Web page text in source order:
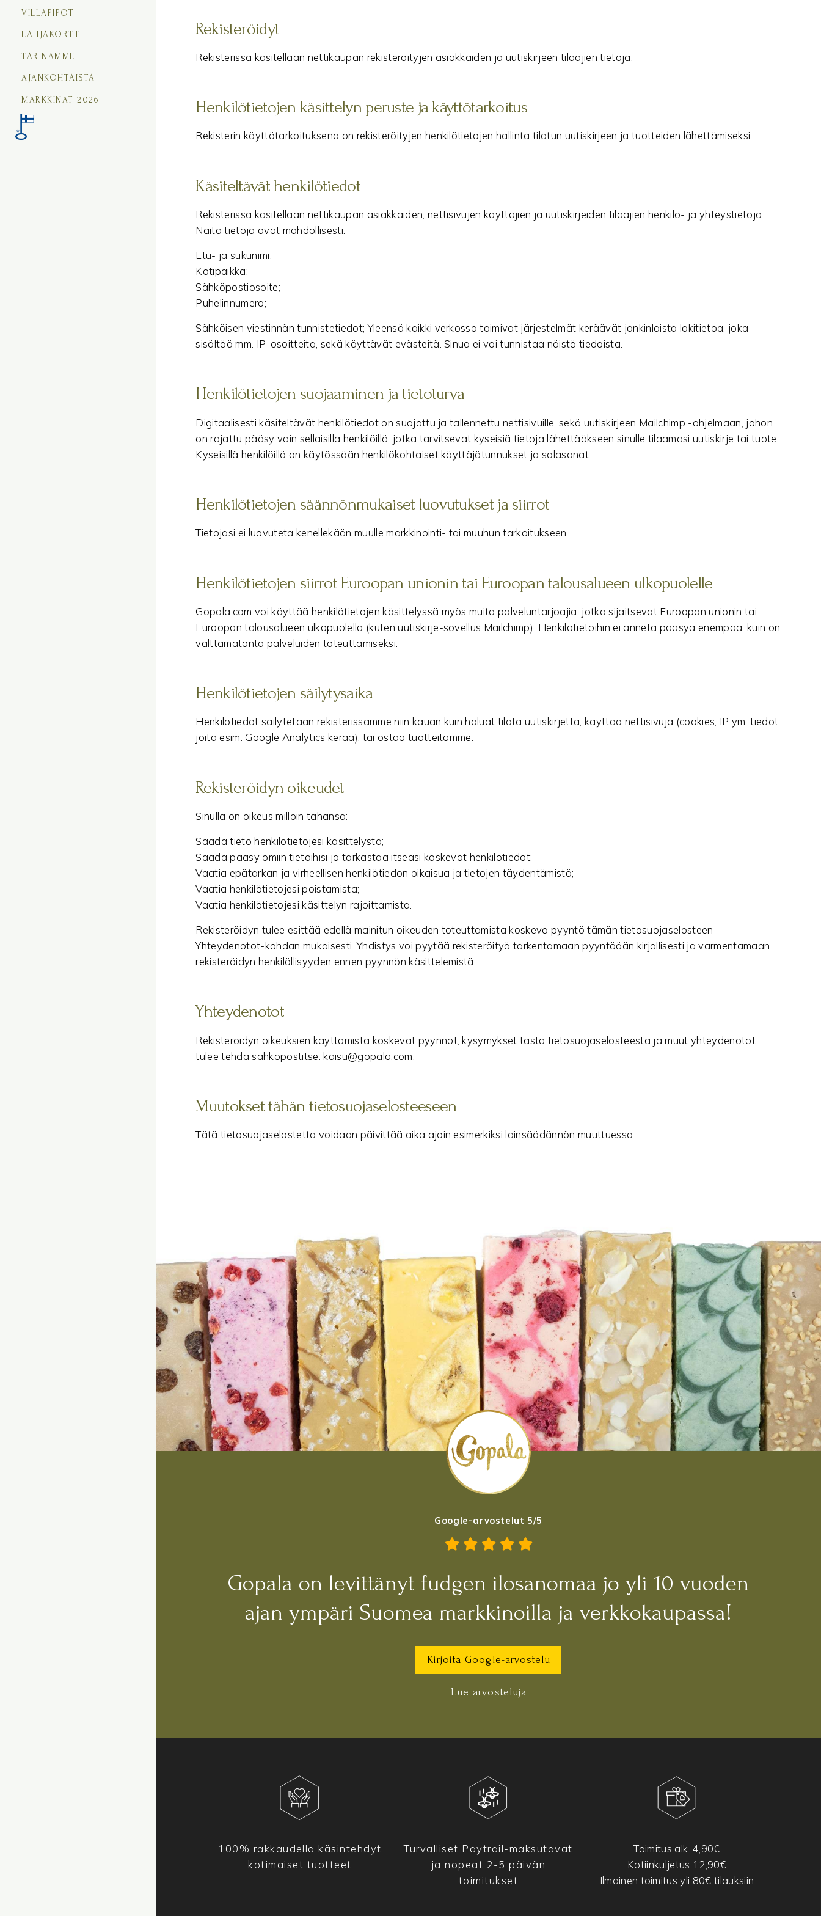
VILLAPIPOT
LAHJAKORTTI
TARINAMME
AJANKOHTAISTA
MARKKINAT 2026
Rekisteröidyt
Rekisterissä käsitellään nettikaupan rekisteröityjen asiakkaiden ja uutiskirjeen tilaajien tietoja.
Henkilötietojen käsittelyn peruste ja käyttötarkoitus
Rekisterin käyttötarkoituksena on rekisteröityjen henkilötietojen hallinta tilatun uutiskirjeen ja tuotteiden lähettämiseksi.
Käsiteltävät henkilötiedot
Rekisterissä käsitellään nettikaupan asiakkaiden, nettisivujen käyttäjien ja uutiskirjeiden tilaajien henkilö- ja yhteystietoja.
Näitä tietoja ovat mahdollisesti:
Etu- ja sukunimi;
Kotipaikka;
Sähköpostiosoite;
Puhelinnumero;
Sähköisen viestinnän tunnistetiedot; Yleensä kaikki verkossa toimivat järjestelmät keräävät jonkinlaista lokitietoa, joka
sisältää mm. IP-osoitteita, sekä käyttävät evästeitä. Sinua ei voi tunnistaa näistä tiedoista.
Henkilötietojen suojaaminen ja tietoturva
Digitaalisesti käsiteltävät henkilötiedot on suojattu ja tallennettu nettisivuille, sekä uutiskirjeen Mailchimp -ohjelmaan, johon
on rajattu pääsy vain sellaisilla henkilöillä, jotka tarvitsevat kyseisiä tietoja lähettääkseen sinulle tilaamasi uutiskirje tai tuote.
Kyseisillä henkilöillä on käytössään henkilökohtaiset käyttäjätunnukset ja salasanat.
Henkilötietojen säännönmukaiset luovutukset ja siirrot
Tietojasi ei luovuteta kenellekään muulle markkinointi- tai muuhun tarkoitukseen.
Henkilötietojen siirrot Euroopan unionin tai Euroopan talousalueen ulkopuolelle
Gopala.com voi käyttää henkilötietojen käsittelyssä myös muita palveluntarjoajia, jotka sijaitsevat Euroopan unionin tai
Euroopan talousalueen ulkopuolella (kuten uutiskirje-sovellus Mailchimp). Henkilötietoihin ei anneta pääsyä enempää, kuin on
välttämätöntä palveluiden toteuttamiseksi.
Henkilötietojen säilytysaika
Henkilötiedot säilytetään rekisterissämme niin kauan kuin haluat tilata uutiskirjettä, käyttää nettisivuja (cookies, IP ym. tiedot
joita esim. Google Analytics kerää), tai ostaa tuotteitamme.
Rekisteröidyn oikeudet
Sinulla on oikeus milloin tahansa:
Saada tieto henkilötietojesi käsittelystä;
Saada pääsy omiin tietoihisi ja tarkastaa itseäsi koskevat henkilötiedot;
Vaatia epätarkan ja virheellisen henkilötiedon oikaisua ja tietojen täydentämistä;
Vaatia henkilötietojesi poistamista;
Vaatia henkilötietojesi käsittelyn rajoittamista.
Rekisteröidyn tulee esittää edellä mainitun oikeuden toteuttamista koskeva pyyntö tämän tietosuojaselosteen
Yhteydenotot-kohdan mukaisesti. Yhdistys voi pyytää rekisteröityä tarkentamaan pyyntöään kirjallisesti ja varmentamaan
rekisteröidyn henkilöllisyyden ennen pyynnön käsittelemistä.
Yhteydenotot
Rekisteröidyn oikeuksien käyttämistä koskevat pyynnöt, kysymykset tästä tietosuojaselosteesta ja muut yhteydenotot
tulee tehdä sähköpostitse: kaisu@gopala.com.
Muutokset tähän tietosuojaselosteeseen
Tätä tietosuojaselostetta voidaan päivittää aika ajoin esimerkiksi lainsäädännön muuttuessa.
Google-arvostelut 5/5
Gopala on levittänyt fudgen ilosanomaa jo yli 10 vuoden
ajan ympäri Suomea markkinoilla ja verkkokaupassa!
Kirjoita Google-arvostelu
Lue arvosteluja
100% rakkaudella käsintehdyt
kotimaiset tuotteet
Turvalliset Paytrail-maksutavat
ja nopeat 2-5 päivän
toimitukset
Toimitus alk. 4,90€
Kotiinkuljetus 12,90€
Ilmainen toimitus yli 80€ tilauksiin